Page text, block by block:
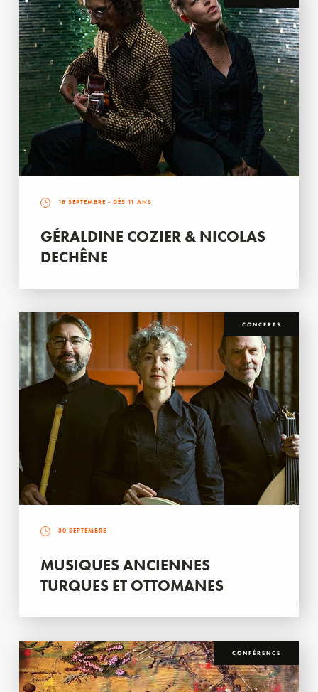
18 SEPTEMBRE - DÈS 11 ANS
GÉRALDINE COZIER & NICOLAS
DECHÊNE
CONCERTS
30 SEPTEMBRE
MUSIQUES ANCIENNES
TURQUES ET OTTOMANES
CONFÉRENCE